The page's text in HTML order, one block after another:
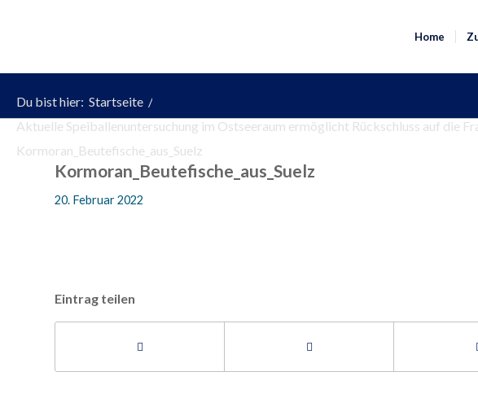
Home
Du bist hier: Startseite /
Aktuelle Speiballenuntersuchung im Ostseeraum ermöglicht Rückschluss auf die
Kormoran_Beutefische_aus_Suelz
Kormoran_Beutefische_aus_Suelz
20. Februar 2022
Eintrag teilen